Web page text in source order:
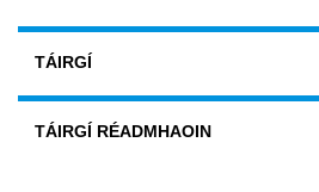
TÁIRGÍ
TÁIRGÍ RÉADMHAOIN